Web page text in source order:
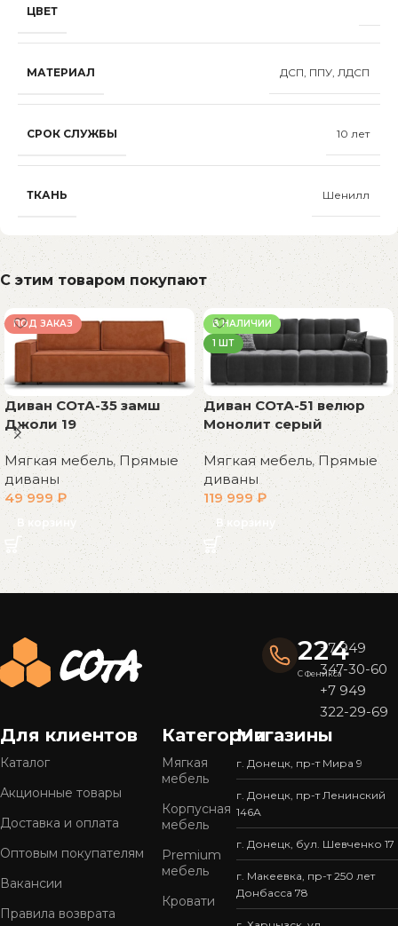
ЦВЕТ
МАТЕРИАЛ ДСП, ППУ, ЛДСП
СРОК СЛУЖБЫ 10 лет
ТКАНЬ Шенилл
С этим товаром покупают
ПОД ЗАКАЗ
Диван СОтА-35 замш
Джоли 19
Мягкая мебель,Прямые
диваны
49 999₽
В корзину
В НАЛИЧИИ
1 ШТ
Диван СОтА-51 велюр
Монолит серый
Мягкая мебель,Прямые
диваны
119 999₽
В корзину
Read More
224
С Феникса
+7 949
347-30-60
+7 949
322-29-69
Для клиентов
Каталог
Акционные товары
Доставка и оплата
Оптовым покупателям
Вакансии
Правила возврата
Категории
Мягкая
мебель
Корпусная
мебель
Premium
мебель
Кровати
Магазины
г. Донецк, пр-т Мира 9
г. Донецк, пр-т Ленинский
146А
г. Донецк, бул. Шевченко 17
г. Макеевка, пр-т 250 лет
Донбасса 78